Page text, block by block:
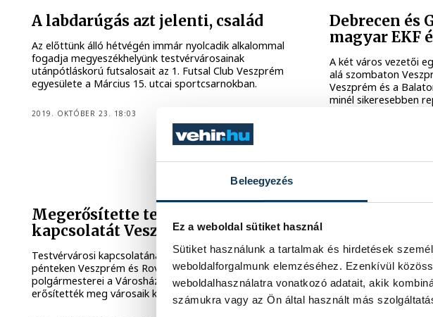
Beleegyezés
Ez a weboldal sütiket használ
Sütiket használunk a tartalmak és hirdetések
weboldalforgalmunk elemzéséhez. Ezenkívül
weboldalhasználatra vonatkozó adatait, akik
számukra vagy az Ön által használt más
A labdarúgás azt jelenti, család
Az előttünk álló hétvégén immár nyolcadik alkalommal
fogadja megyeszékhelyünk testvérvárosainak
utánpótláskorú futsalosait az 1. Futsal Club Veszprém
egyesülete a Március 15. utcai sportcsarnokban.
2019. OKTÓBER 23. 18:03
Debrecen és
magyar EKF
A két város vezetői
alá szombaton
Veszprém és a
minél sikeresebben
Megerősítette testvérvárosi
kapcsolatát Veszprém és Rovaniemi
Testvérvárosi kapcsolatának 45. jubileumát ünnepelte
pénteken Veszprém és Rovaniemi. A két település
polgármesterei a Városházán ünnepi záradék aláírásával
erősítették meg városaik kapcsolatát.
Fővárosa
Az észtországi Tartu
cím egyik birtokosa
Bizottság